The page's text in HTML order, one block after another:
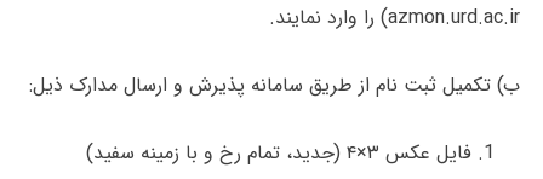
azmon.urd.ac.ir) را وارد نمایند.
ب) تکمیل ثبت نام از طریق سامانه پذیرش و ارسال مدارک ذیل:
فایل عکس ۳×۴ (جدید، تمام رخ و با زمینه سفید)